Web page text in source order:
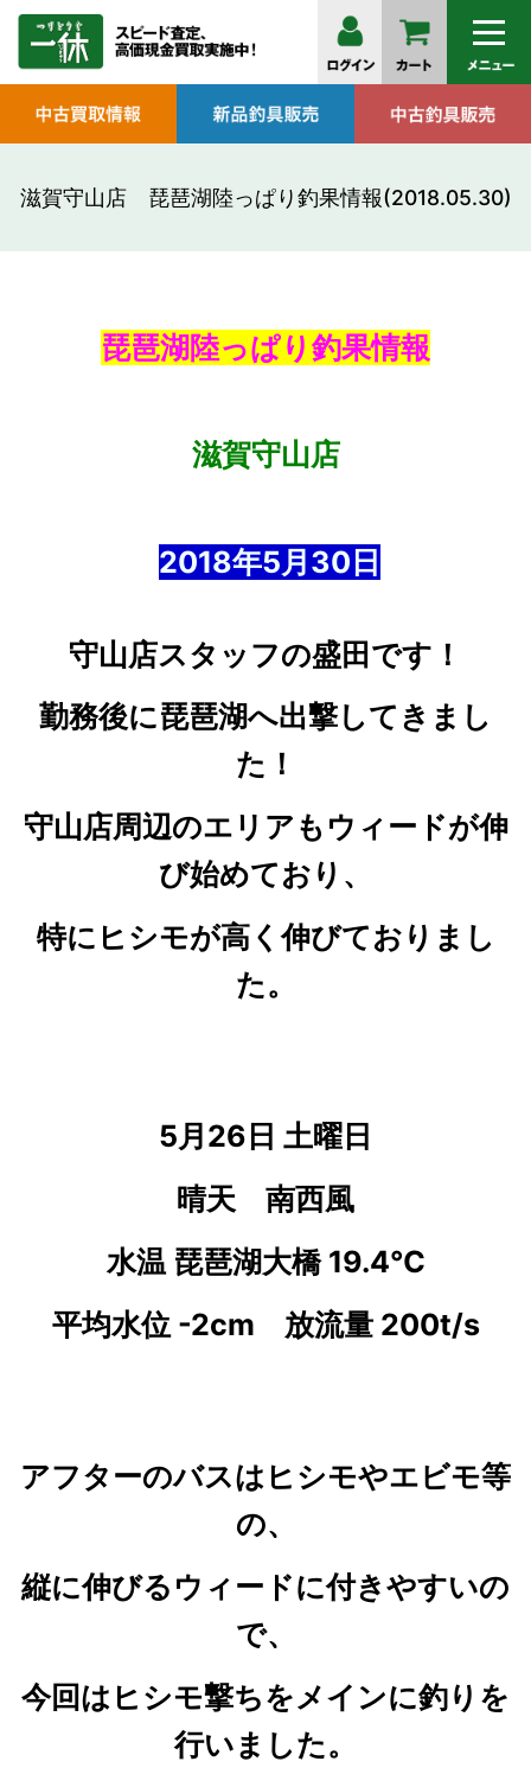
滋賀守山店 琵琶湖陸っぱり釣果情報(2018.05.30)
琵琶湖陸っぱり釣果情報
滋賀守山店
2018年5月30 日
守山店スタッフの盛田です！
勤務後に琵琶湖へ出撃してきまし
た！
守山店周辺のエリアもウィードが伸
び始めており、
特にヒシモが高く伸びておりまし
た。
5月26日 土曜日
晴天 南西風
水温 琵琶湖大橋 19.4℃
平均水位 -2cm 放流量 200t/s
アフターのバスはヒシモやエビモ等
の、
縦に伸びるウィードに付きやすいの
で、
今回はヒシモ撃ちをメインに釣りを
行いました。